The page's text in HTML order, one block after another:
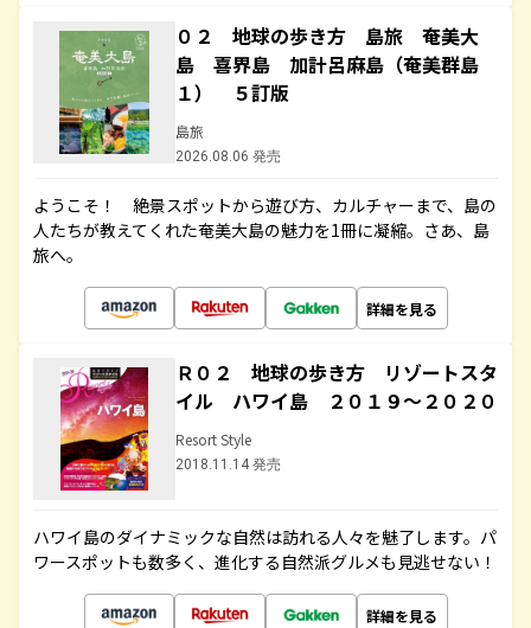
０２ 地球の歩き方 島旅 奄美大
島 喜界島 加計呂麻島（奄美群島
１） ５訂版
島旅
2026.08.06 発売
ようこそ！ 絶景スポットから遊び方、カルチャーまで、島の
人たちが教えてくれた奄美大島の魅力を1冊に凝縮。さあ、島
旅へ。
詳細を見る
Ｒ０２ 地球の歩き方 リゾートスタ
イル ハワイ島 ２０１９～２０２０
Resort Style
2018.11.14 発売
ハワイ島のダイナミックな自然は訪れる人々を魅了します。パ
ワースポットも数多く、進化する自然派グルメも見逃せない！
詳細を見る